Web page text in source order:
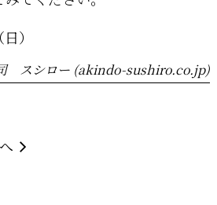
）
司 スシロー (akindo-sushiro.co.jp)